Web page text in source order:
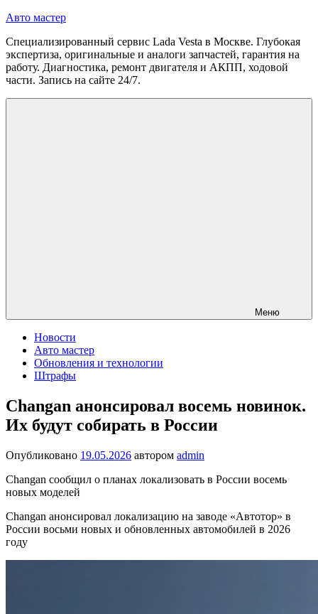
Перейти
содержимому
Авто мастер
Специализированный сервис Lada Vesta в Москве. Глубокая
экспертиза, оригинальные и аналоги запчастей, гарантия на
работу. Диагностика, ремонт двигателя и АКПП, ходовой
части. Запись на сайте 24/7.
Меню
Новости
Авто мастер
Обновления и технологии
Штрафы
Changan анонсировал восемь новинок.
Их будут собирать в России
Опубликовано 19.05.2026 автором admin
Changan сообщил о планах локализовать в России восемь
новых моделей
Changan анонсировал локализацию на заводе «Автотор» в
России восьми новых и обновленных автомобилей в 2026
году